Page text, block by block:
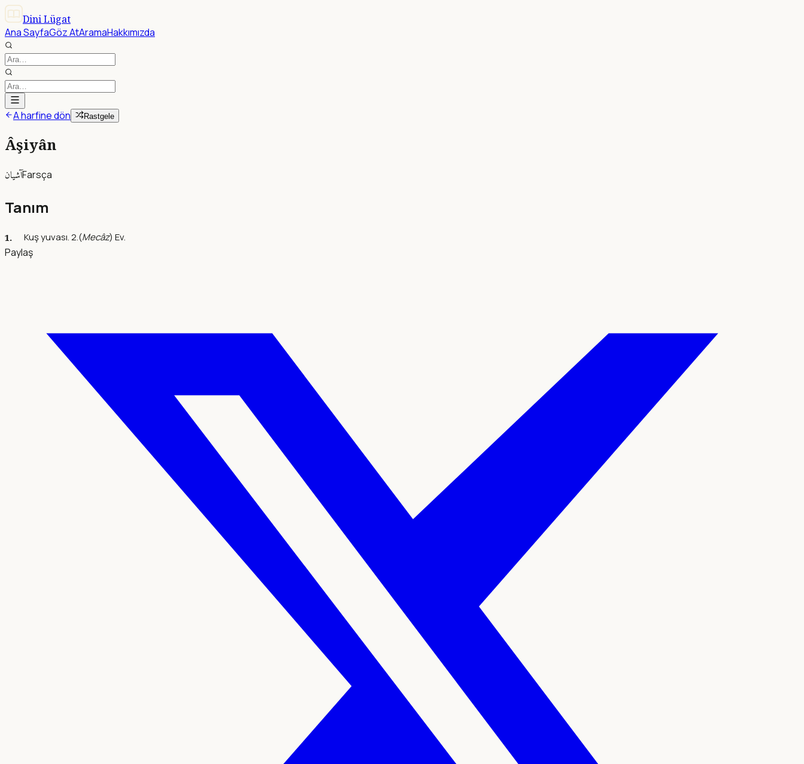
Dini Lügat
Ana SayfaGöz AtAramaHakkımızda
A harfine dön Rastgele
Âşiyân
آشيانFarsça
Tanım
Kuş yuvası. 2.(Mecâz) Ev.
Paylaş